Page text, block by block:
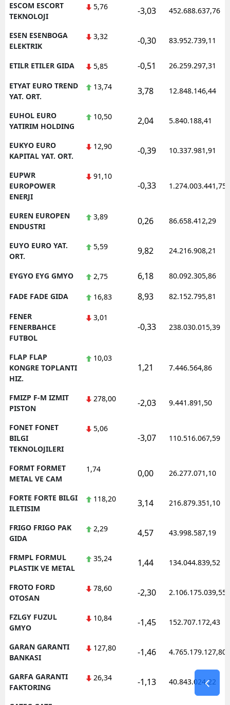
ESCOM ESCORT
TEKNOLOJI
5,76 -3,03 452.688.637,76
ESEN ESENBOGA
ELEKTRIK
3,32 -0,30 83.952.739,11
ETILR ETILER GIDA 5,85 -0,51 26.259.297,31
ETYAT EURO TREND
YAT. ORT.
13,74 3,78 12.848.146,44
EUHOL EURO
YATIRIM HOLDING
10,50 2,04 5.840.188,41
EUKYO EURO
KAPITAL YAT. ORT.
12,90 -0,39 10.337.981,91
EUPWR
EUROPOWER
ENERJI
91,10
-0,33 1.274.003.441,75
EUREN EUROPEN
ENDUSTRI
3,89 0,26 86.658.412,29
EUYO EURO YAT.
ORT.
5,59 9,82 24.216.908,21
EYGYO EYG GMYO 2,75 6,18 80.092.305,86
FADE FADE GIDA 16,83 8,93 82.152.795,81
FENER
FENERBAHCE
FUTBOL
3,01
-0,33 238.030.015,39
FLAP FLAP
KONGRE TOPLANTI
HIZ.
10,03
1,21 7.446.564,86
FMIZP F-M IZMIT
PISTON
278,00 -2,03 9.441.891,50
FONET FONET
BILGI
TEKNOLOJILERI
5,06
-3,07 110.516.067,59
FORMT FORMET
METAL VE CAM
1,74 0,00 26.277.071,10
FORTE FORTE BILGI
ILETISIM
118,20 3,14 216.879.351,10
FRIGO FRIGO PAK
GIDA
2,29 4,57 43.998.587,19
FRMPL FORMUL
PLASTIK VE METAL
35,24 1,44 134.044.839,52
FROTO FORD
OTOSAN
78,60 -2,30 2.106.175.039,55
FZLGY FUZUL
GMYO
10,84 -1,45 152.707.172,43
GARAN GARANTI
BANKASI
127,80 -1,46 4.765.179.127,80
GARFA GARANTI
FAKTORING
26,34 -1,13 40.843.024,22